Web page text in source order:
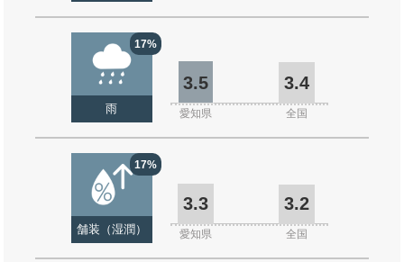
17%
雨
3.5 3.4
愛知県 全国
17%
舗装（湿潤）
3.3 3.2
愛知県 全国